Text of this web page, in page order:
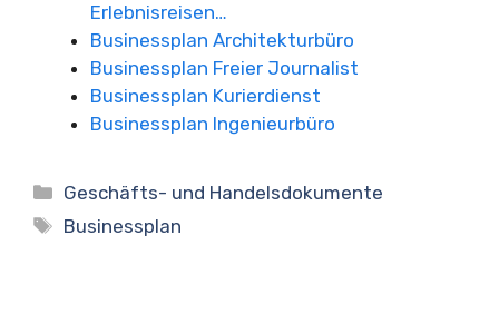
Erlebnisreisen…
Businessplan Architekturbüro
Businessplan Freier Journalist
Businessplan Kurierdienst
Businessplan Ingenieurbüro
Kategorien
Geschäfts- und Handelsdokumente
Schlagwörter
Businessplan